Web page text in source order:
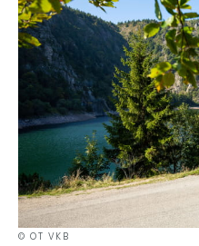
© OT VKB